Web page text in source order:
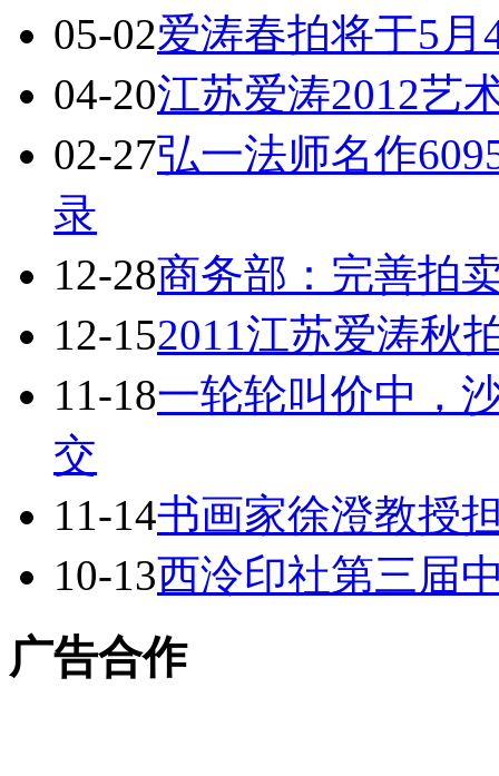
05-02爱涛春拍将于5
04-20江苏爱涛2012艺
02-27弘一法师名作
录
12-28商务部：完善拍
12-152011江苏爱涛秋
11-18一轮轮叫价中，
交
11-14书画家徐澄教授
10-13西泠印社第三届
广告合作